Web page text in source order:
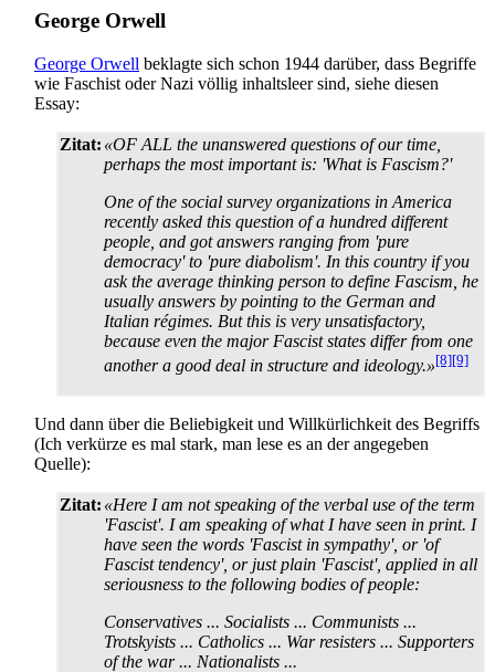
George Orwell
George Orwell beklagte sich schon 1944 darüber, dass Begriffe
wie Faschist oder Nazi völlig inhaltsleer sind, siehe diesen
Essay:
Zitat: «OF ALL the unanswered questions of our time,
perhaps the most important is: 'What is Fascism?'
One of the social survey organizations in America
recently asked this question of a hundred different
people, and got answers ranging from 'pure
democracy' to 'pure diabolism'. In this country if you
ask the average thinking person to define Fascism, he
usually answers by pointing to the German and
Italian régimes. But this is very unsatisfactory,
because even the major Fascist states differ from one
another a good deal in structure and ideology.»[8][9]
Und dann über die Beliebigkeit und Willkürlichkeit des Begriffs
(Ich verkürze es mal stark, man lese es an der angegeben
Quelle):
Zitat: «Here I am not speaking of the verbal use of the term
'Fascist'. I am speaking of what I have seen in print. I
have seen the words 'Fascist in sympathy', or 'of
Fascist tendency', or just plain 'Fascist', applied in all
seriousness to the following bodies of people:
Conservatives ... Socialists ... Communists ...
Trotskyists ... Catholics ... War resisters ... Supporters
of the war ... Nationalists ...